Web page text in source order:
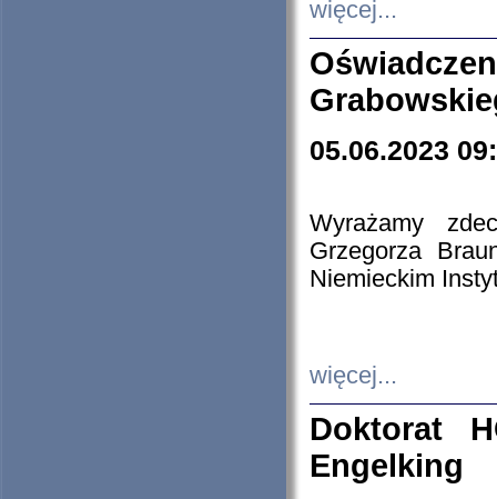
więcej...
05.06.2023
Wyrażamy
Grzegorza
Niemieckim
więcej...
Doktorat
Engelking